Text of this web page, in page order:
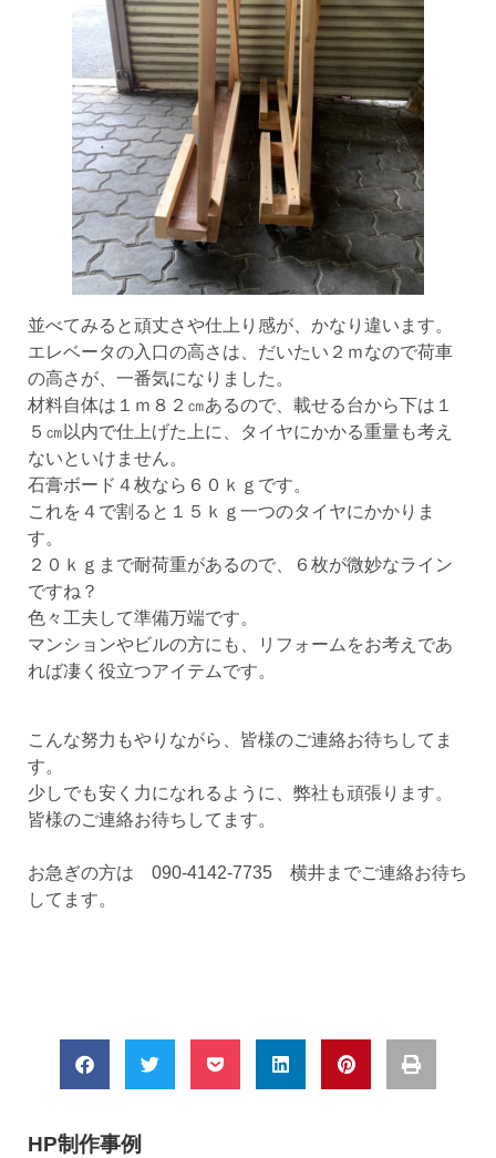
並べてみると頑丈さや仕上り感が、かなり違います。
エレベータの入口の高さは、だいたい２ｍなので荷車
の高さが、一番気になりました。
材料自体は１ｍ８２㎝あるので、載せる台から下は１
５㎝以内で仕上げた上に、タイヤにかかる重量も考え
ないといけません。
石膏ボード４枚なら６０ｋｇです。
これを４で割ると１５ｋｇ一つのタイヤにかかりま
す。
２０ｋｇまで耐荷重があるので、６枚が微妙なライン
ですね？
色々工夫して準備万端です。
マンションやビルの方にも、リフォームをお考えであ
れば凄く役立つアイテムです。
こんな努力もやりながら、皆様のご連絡お待ちしてま
す。
少しでも安く力になれるように、弊社も頑張ります。
皆様のご連絡お待ちしてます。
お急ぎの方は 090-4142-7735 横井までご連絡お待ち
してます。
HP制作事例